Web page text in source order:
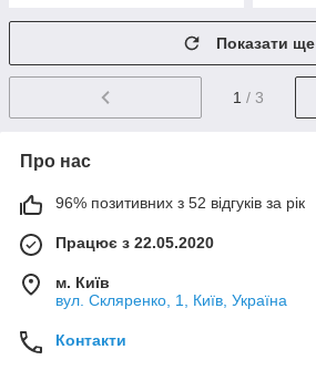
Показати ще
1 / 3
Про нас
96% позитивних з 52 відгуків за рік
Працює з 22.05.2020
м. Київ
вул. Скляренко, 1, Київ, Україна
Контакти